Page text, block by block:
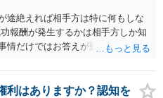
途絶えれば相手方は特に何もしな
報酬が発生するかは相手方しか知
情だけではお答えが難しいです。
あり得ると思います。個々の弁護
利はありますか？認知を